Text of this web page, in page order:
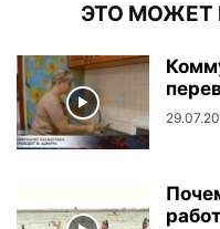
ЭТО МОЖЕТ